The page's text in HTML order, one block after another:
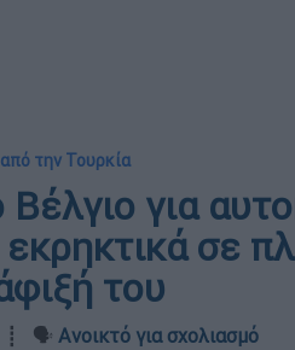
την Τουρκία
για
σε
του
┋ 🗣️ Ανοικτό για σχολιασμό